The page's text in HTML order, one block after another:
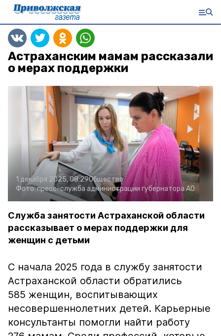
Астраханским мамам рассказали
о мерах поддержки
1 декабря 2025, 08:29Общество
Фото:пресс-служба администрации губернатора АО
Служба занятости Астраханской области
рассказывает о мерах поддержки для
женщин с детьми
С начала 2025 года в службу занятости
Астраханской области обратились
585 женщин, воспитывающих
несовершеннолетних детей. Карьерные
консультанты помогли найти работу